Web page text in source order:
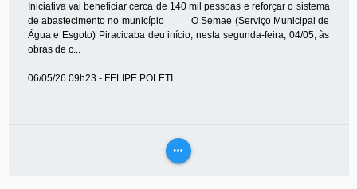
Iniciativa vai beneficiar cerca de 140 mil pessoas e reforçar o sistema
de abastecimento no município O Semae (Serviço Municipal de
Água e Esgoto) Piracicaba deu início, nesta segunda-feira, 04/05, às
obras de c...
06/05/26 09h23 - FELIPE POLETI
more_horiz